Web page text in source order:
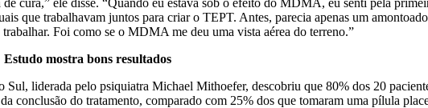
que trabalhavam juntos para criar o TEPT. Antes, parecia apenas um amontoado
Foi como se o MDMA me deu uma vista aérea do terreno.”
Estudo mostra bons resultados
liderada pelo psiquiatra Michael Mithoefer, descobriu que 80% dos 20
conclusão do tratamento, comparado com 25% dos que tomaram uma pílula